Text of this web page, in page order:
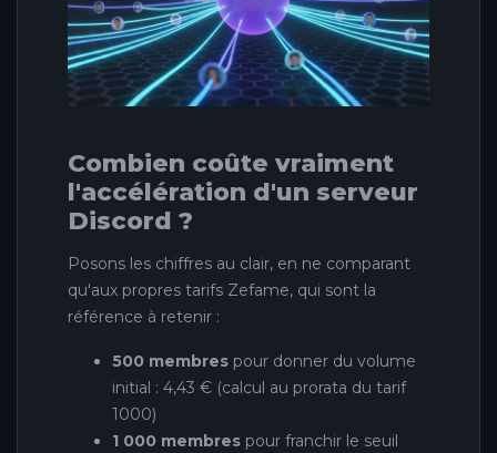
Combien coûte vraiment
l'accélération d'un serveur
Discord ?
Posons les chiffres au clair, en ne comparant
qu'aux propres tarifs Zefame, qui sont la
référence à retenir :
500 membres pour donner du volume
initial : 4,43 € (calcul au prorata du tarif
1000)
1 000 membres pour franchir le seuil